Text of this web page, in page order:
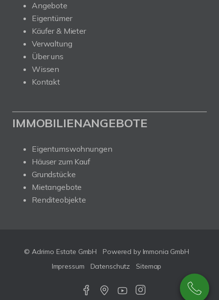
Angebote
Eigentümer
Käufer & Mieter
Verwaltung
Über uns
Wissen
Kontakt
IMMOBILIENANGEBOTE
Eigentumswohnungen
Häuser zum Kauf
Grundstücke
Mietangebote
Renditeobjekte
© Adrimo Estate GmbH
Powered by Immonia GmbH
Impressum
Datenschutz Sitemap